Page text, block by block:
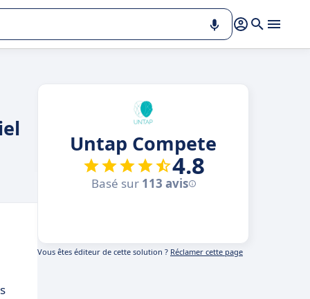
Untap Compete
4.8
Basé sur 113 avis
Vous êtes éditeur de cette solution ? Réclamer cette page